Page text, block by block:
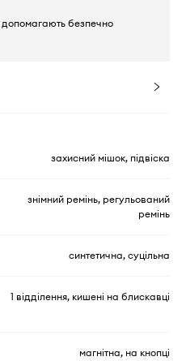
допомагають безпечно
захисний мішок, підвіска
знімний ремінь, регульований
ремінь
синтетична, суцільна
1 відділення, кишені на блискавці
магнітна, на кнопці